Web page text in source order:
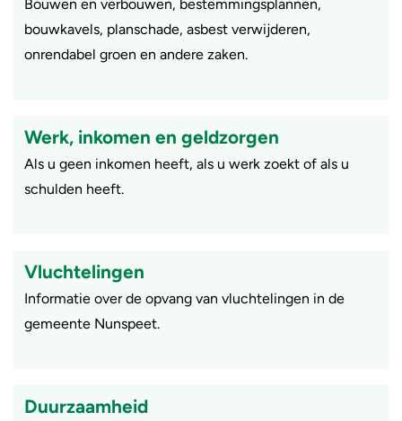
Bouwen en verbouwen, bestemmingsplannen,
bouwkavels, planschade, asbest verwijderen,
onrendabel groen en andere zaken.
Werk, inkomen en geldzorgen
Als u geen inkomen heeft, als u werk zoekt of als u
schulden heeft.
Vluchtelingen
Informatie over de opvang van vluchtelingen in de
gemeente Nunspeet.
Duurzaamheid